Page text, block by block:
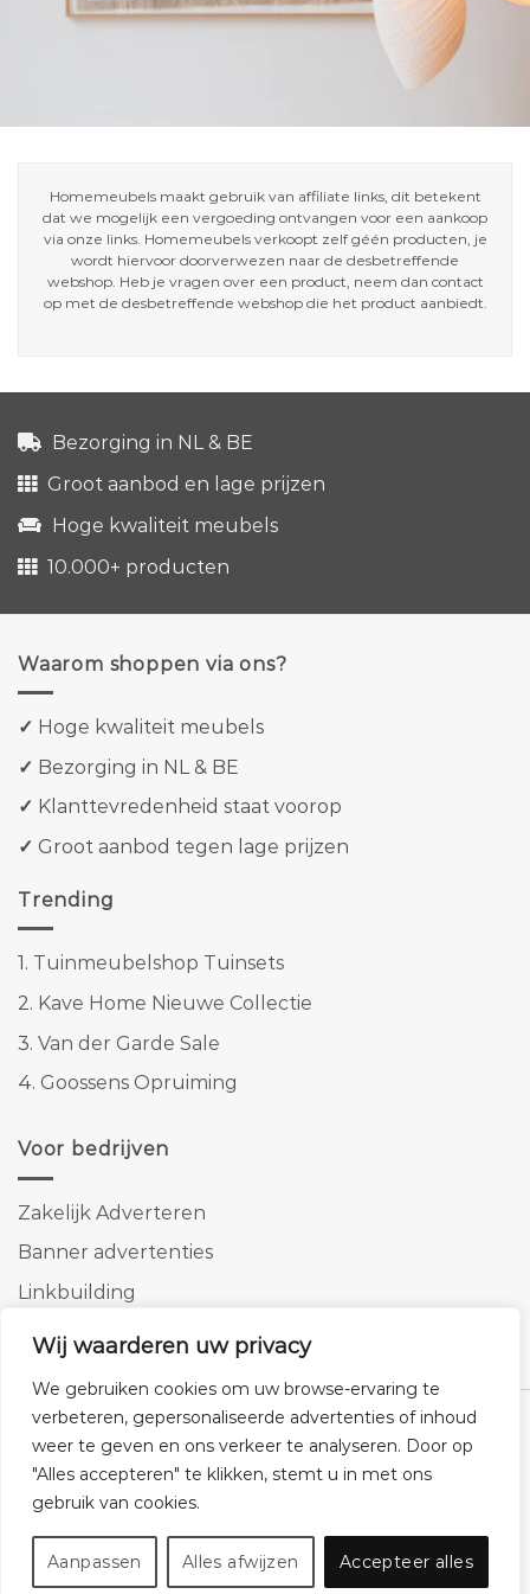
Wij waarderen uw privacy
We gebruiken cookies om uw browse-ervaring te
verbeteren, gepersonaliseerde advertenties of inhoud
weer te geven en ons verkeer te analyseren. Door op
"Alles accepteren" te klikken, stemt u in met ons
gebruik van cookies.
Aanpassen Alles afwijzen Accepteer alles
Homemeubels maakt gebruik van affiliate links, dit betekent
dat we mogelijk een vergoeding ontvangen voor een aankoop
via onze links. Homemeubels verkoopt zelf géén producten, je
wordt hiervoor doorverwezen naar de desbetreffende
webshop. Heb je vragen over een product, neem dan contact
op met de desbetreffende webshop die het product aanbiedt.
Bezorging in NL & BE
Groot aanbod en lage prijzen
Hoge kwaliteit meubels
10.000+ producten
Waarom shoppen via ons?
✓ Hoge kwaliteit meubels
✓ Bezorging in NL & BE
✓ Klanttevredenheid staat voorop
✓ Groot aanbod tegen lage prijzen
Trending
1. Tuinmeubelshop Tuinsets
2. Kave Home Nieuwe Collectie
3. Van der Garde Sale
4. Goossens Opruiming
Voor bedrijven
Zakelijk Adverteren
Banner advertenties
Linkbuilding
SEO copywriting
Klantenservice Privacybeleid